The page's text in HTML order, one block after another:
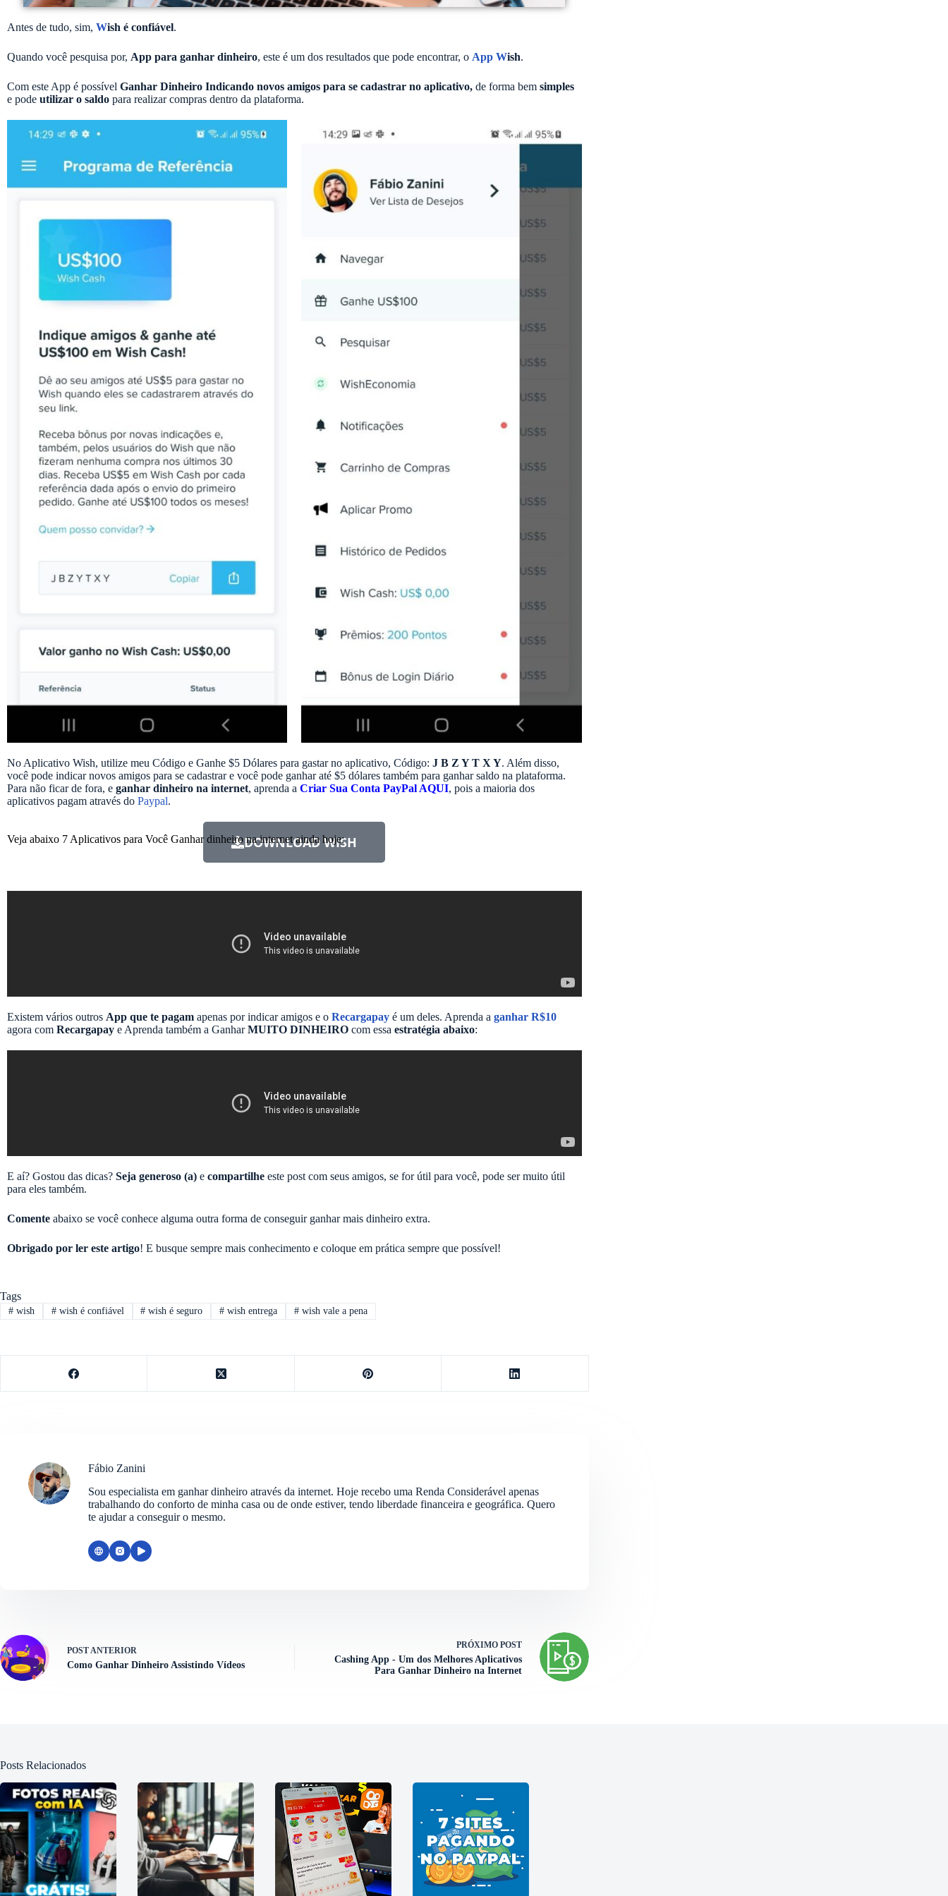
Antes de tudo, sim, Wish é confiável.
Quando você pesquisa por, App para ganhar dinheiro, este é um dos resultados que pode encontrar, o App Wish.
Com este App é possível Ganhar Dinheiro Indicando novos amigos para se cadastrar no aplicativo, de forma bem simples
e pode utilizar o saldo para realizar compras dentro da plataforma.
No Aplicativo Wish, utilize meu Código e Ganhe $5 Dólares para gastar no aplicativo, Código: J B Z Y T X Y. Além disso,
você pode indicar novos amigos para se cadastrar e você pode ganhar até $5 dólares também para ganhar saldo na plataforma.
Para não ficar de fora, e ganhar dinheiro na internet, aprenda a Criar Sua Conta PayPal AQUI, pois a maioria dos
aplicativos pagam através do Paypal.
DOWNLOAD WISH
Veja abaixo 7 Aplicativos para Você Ganhar dinheiro na internet ainda hoje:
Existem vários outros App que te pagam apenas por indicar amigos e o Recargapay é um deles. Aprenda a ganhar R$10
agora com Recargapay e Aprenda também a GanharMUITO DINHEIRO com essa estratégia abaixo:
E aí? Gostou das dicas? Seja generoso (a) e compartilhe este post com seus amigos, se for útil para você, pode ser muito útil
para eles também.
Comente abaixo se você conhece alguma outra forma de conseguir ganhar mais dinheiro extra.
Obrigado por ler este artigo! E busque sempre mais conhecimento e coloque em prática sempre que possível!
Tags
#wish #wish é confiável # wish é seguro # wish entrega # wish vale a pena
Fábio Zanini
Sou especialista em ganhar dinheiro através da internet. Hoje recebo uma Renda Considerável apenas
trabalhando do conforto de minha casa ou de onde estiver, tendo liberdade financeira e geográfica. Quero
te ajudar a conseguir o mesmo.
POST ANTERIOR
Como Ganhar Dinheiro Assistindo Vídeos
PRÓXIMO POST
Cashing App - Um dos Melhores Aplicativos
Para Ganhar Dinheiro na Internet
Posts Relacionados